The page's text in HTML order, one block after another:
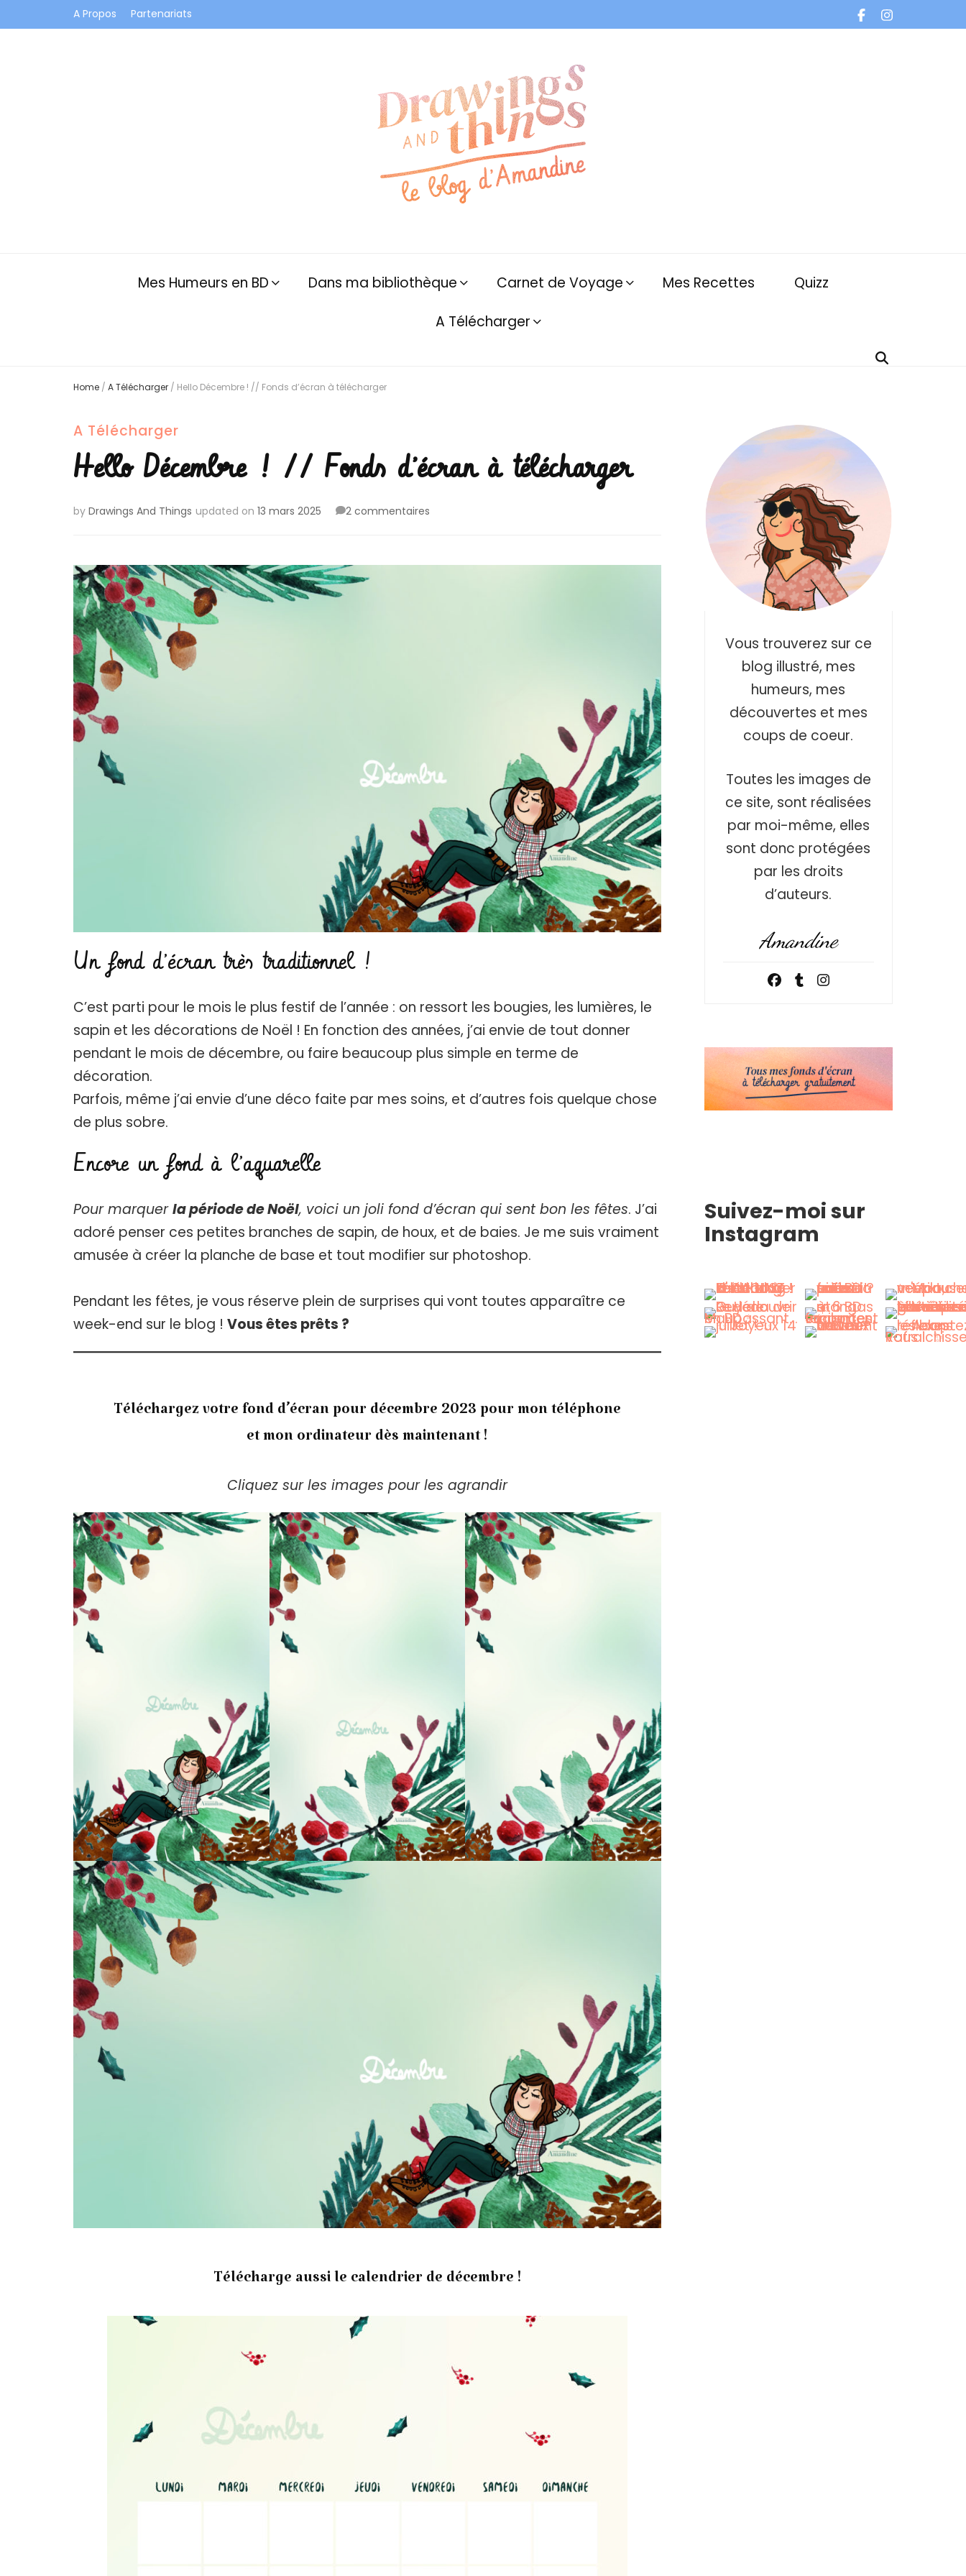
A Propos Partenariats
Mes Humeurs en BD Dans ma bibliothèque Carnet de Voyage Mes Recettes
Quizz
A Télécharger
Home / A Télécharger / Hello Décembre ! // Fonds d’écran à télécharger
A Télécharger
Hello Décembre ! // Fonds d’écran à télécharger
by Drawings And Things updated on 13 mars 2025 2 commentaires
Un fond d’écran très traditionnel !
C’est parti pour le mois le plus festif de l’année : on ressort les bougies, les lumières, le
sapin et les décorations de Noël ! En fonction des années, j’ai envie de tout donner
pendant le mois de décembre, ou faire beaucoup plus simple en terme de
décoration.
Parfois, même j’ai envie d’une déco faite par mes soins, et d’autres fois quelque chose
de plus sobre.
Encore un fond à l’aquarelle
Pour marquerla période de Noël, voici un joli fond d’écran qui sent bon les fêtes. J’ai
adoré penser ces petites branches de sapin, de houx, et de baies. Je me suis vraiment
amusée à créer la planche de base et tout modifier sur photoshop.
Pendant les fêtes, je vous réserve plein de surprises qui vont toutes apparaître ce
week-end sur le blog ! Vous êtes prêts ?
Téléchargez votre fond d’écran pour décembre 2023 pour mon téléphone
et mon ordinateur dès maintenant !
Cliquez sur les images pour les agrandir
Télécharge aussi le calendrier de décembre !
Vous trouverez sur ce
blog illustré, mes
humeurs, mes
découvertes et mes
coups de coeur.
Toutes les images de
ce site, sont réalisées
par moi-même, elles
sont donc protégées
par les droits
d’auteurs.
Amandine
Suivez-moi sur
Instagram